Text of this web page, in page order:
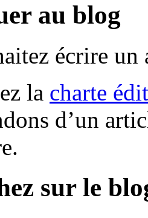
au blog
écrire
la charte
d’un
sur le